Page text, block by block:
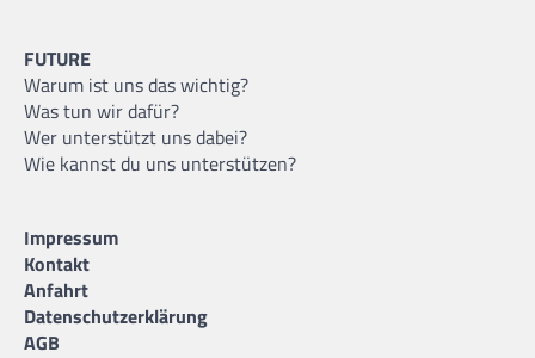
FUTURE
Warum ist uns das wichtig?
Was tun wir dafür?
Wer unterstützt uns dabei?
Wie kannst du uns unterstützen?
Impressum
Kontakt
Anfahrt
Datenschutzerklärung
AGB